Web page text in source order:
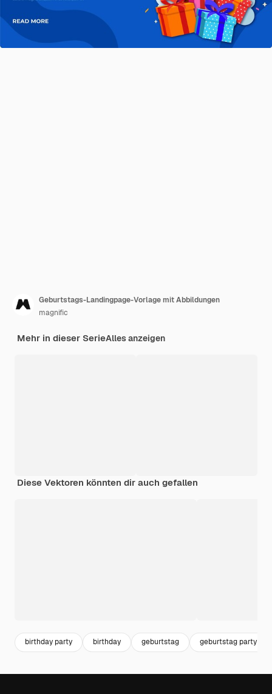
Geburtstags-Landingpage-Vorlage mit Abbildungen
magnific
Mehr in dieser SerieAlles anzeigen
Diese Vektoren könnten dir auch gefallen
birthday party birthday geburtstag geburtstag party